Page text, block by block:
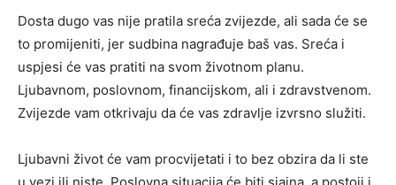
Dosta dugo vas nije pratila sreća zvijezde, ali sada će se
to promijeniti, jer sudbina nagrađuje baš vas. Sreća i
uspjesi će vas pratiti na svom životnom planu.
Ljubavnom, poslovnom, financijskom, ali i zdravstvenom.
Zvijezde vam otkrivaju da će vas zdravlje izvrsno služiti.
Ljubavni život će vam procvijetati i to bez obzira da li ste